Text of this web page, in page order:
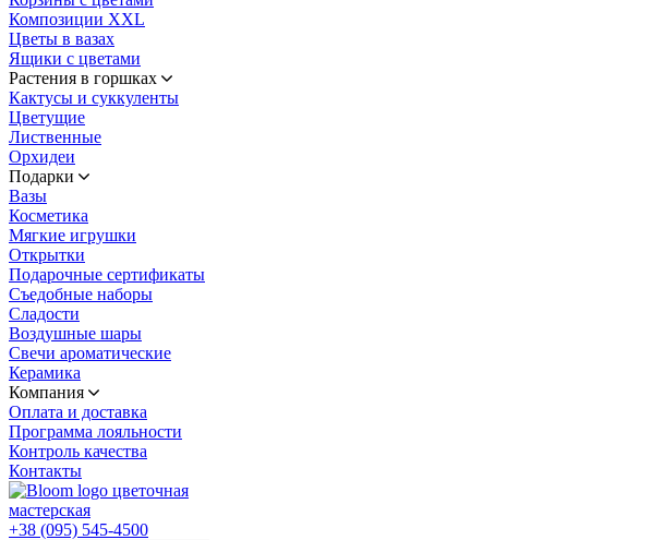
Композиции XXL
Цветы в вазах
Ящики с цветами
Растения в горшках
Кактусы и суккуленты
Цветущие
Лиственные
Орхидеи
Подарки
Вазы
Косметика
Мягкие игрушки
Открытки
Подарочные сертификаты
Съедобные наборы
Сладости
Воздушные шары
Свечи ароматические
Керамика
Компания
Оплата и доставка
Программа лояльности
Контроль качества
Контакты
цветочная
мастерская
+38 (095) 545-4500